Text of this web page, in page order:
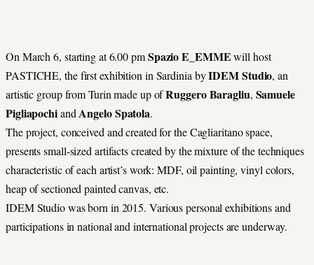
On March 6, starting at 6.00 pmSpazio E_EMMEwill host
PASTICHE, the first exhibition in Sardinia byIDEM Studio, an
artistic group from Turin made up ofRuggero Baragliu, Samuele
PigliapochiandAngelo Spatola.
The project, conceived and created for the Cagliaritano space,
presents small-sized artifacts created by the mixture of the techniques
characteristic of each artist’s work: MDF, oil painting, vinyl colors,
heap of sectioned painted canvas, etc.
IDEM Studio was born in 2015. Various personal exhibitions and
participations in national and international projects are underway.